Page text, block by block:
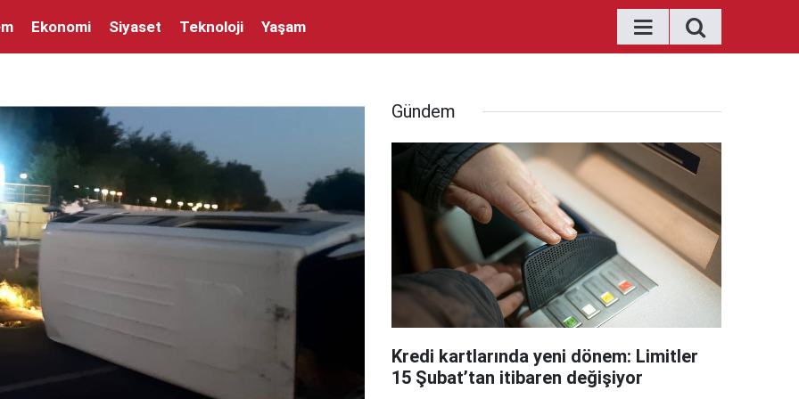
Ekonomi Siyaset Teknoloji Yaşam
Gündem
Kredi kartlarında yeni dönem: Limitler
15 Şubat’tan itibaren değişiyor